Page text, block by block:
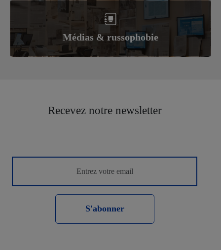
Médias & russophobie
Recevez notre newsletter
S'abonner